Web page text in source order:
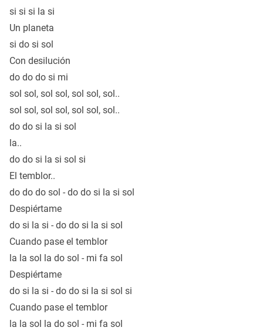
si si si la si
Un planeta
si do si sol
Con desilución
do do do si mi
sol sol, sol sol, sol sol, sol..
sol sol, sol sol, sol sol, sol..
do do si la si sol
la..
do do si la si sol si
El temblor..
do do do sol - do do si la si sol
Despiértame
do si la si - do do si la si sol
Cuando pase el temblor
la la sol la do sol - mi fa sol
Despiértame
do si la si - do do si la si sol si
Cuando pase el temblor
la la sol la do sol - mi fa sol